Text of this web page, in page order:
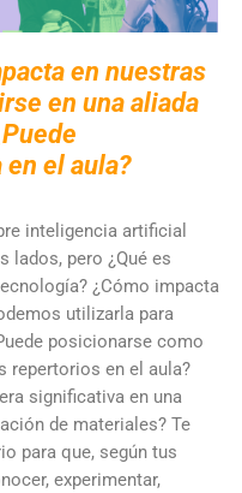
en nuestras
en una aliada
el aula?
inteligencia artificial
lados, pero ¿Qué es
¿Cómo impacta
utilizarla para
posicionarse como
repertorios en el aula?
significativa en una
de materiales? Te
para que, según tus
experimentar,